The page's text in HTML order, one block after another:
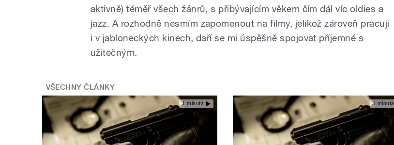
aktivně) téměř všech žánrů, s přibývajícím věkem čím dál víc oldies a
jazz. A rozhodně nesmím zapomenout na filmy, jelikož zároveň pracuji
i v jabloneckých kinech, daří se mi úspěšně spojovat příjemné s
užitečným.
VŠECHNY ČLÁNKY
1 minuta 1 minuta